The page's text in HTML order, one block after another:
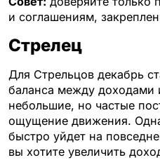
и соглашениям,
Стрелец
Для Стрельцов декабрь
баланса между
небольшие, но частые
ощущение движения.
быстро уйдет на
вы хотите увеличить